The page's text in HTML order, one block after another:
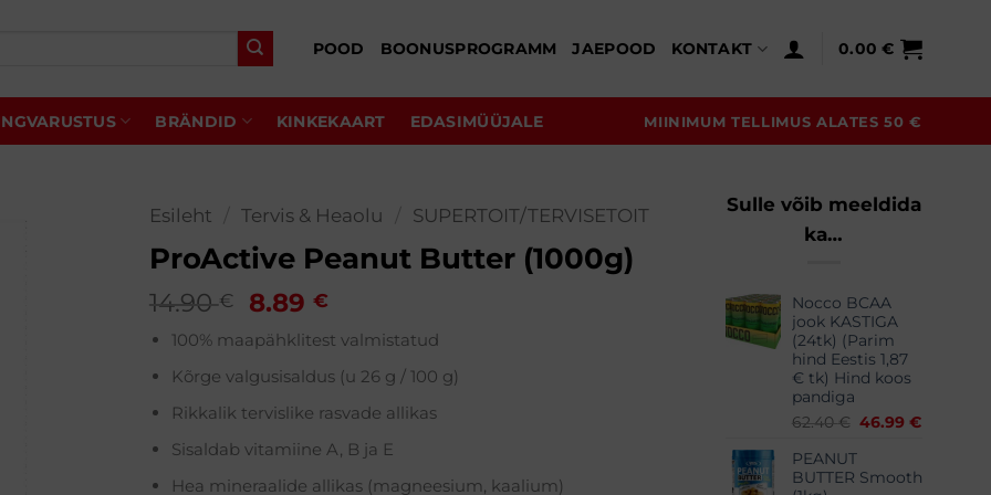
POOD BOONUSPROGRAMM JAEPOOD KONTAKT 0.00€
BRÄNDID KINKEKAART EDASIMÜÜJALE MIINIMUM TELLIMUS ALATES 50 €
Esileht Tervis & Heaolu SUPERTOIT/TERVISETOIT
ProActive Peanut Butter (1000g)
14.90€ Algne
hind
oli:
14.90 €.
8.89 €Praegune
hind
on:
8.89 €.
100% maapähklitest valmistatud
Kõrge valgusisaldus (u 26 g / 100 g)
Rikkalik tervislike rasvade allikas
Sisaldab vitamiine A, B ja E
Hea mineraalide allikas (magneesium, kaalium)
Sulle võib meeldida
ka…
Nocco BCAA
jook KASTIGA
(24tk) (Parim
hind Eestis 1,87
€ tk) Hind koos
pandiga
62.40€ Algne
62.40 €.
46.99 €
46.99 €.
PEANUT
BUTTER Smooth